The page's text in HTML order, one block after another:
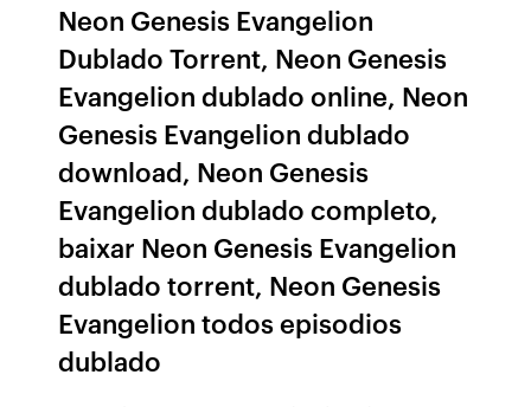
Neon Genesis Evangelion
Dublado Torrent, Neon Genesis
Evangelion dublado online, Neon
Genesis Evangelion dublado
download, Neon Genesis
Evangelion dublado completo,
baixar Neon Genesis Evangelion
dublado torrent, Neon Genesis
Evangelion todos episodios
dublado